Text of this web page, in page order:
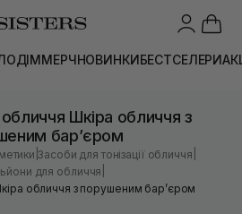
ДІММЕРЧНОВИНКИБЕСТСЕЛЕРИ
Шкіра обличчя з
барʼєром
|Засоби для тонізації обличчя
для обличчя
обличчя з порушеним барʼєром